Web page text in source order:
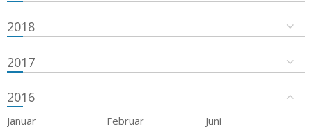
2018
2017
2016
Januar Februar
Juni